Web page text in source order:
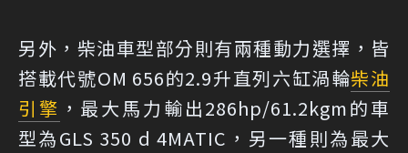
另外，柴油車型部分則有兩種動力選擇，皆
搭載代號OM 656的2.9升直列六缸渦輪柴油
引擎 ，最大馬力輸出286hp/61.2kgm的車
型為GLS 350 d 4MATIC，另一種則為最大